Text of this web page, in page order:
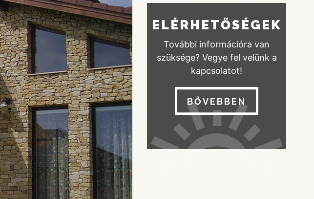
ELÉRHETŐSÉGEK
További információra van
szüksége? Vegye fel velünk a
kapcsolatot!
BŐVEBBEN